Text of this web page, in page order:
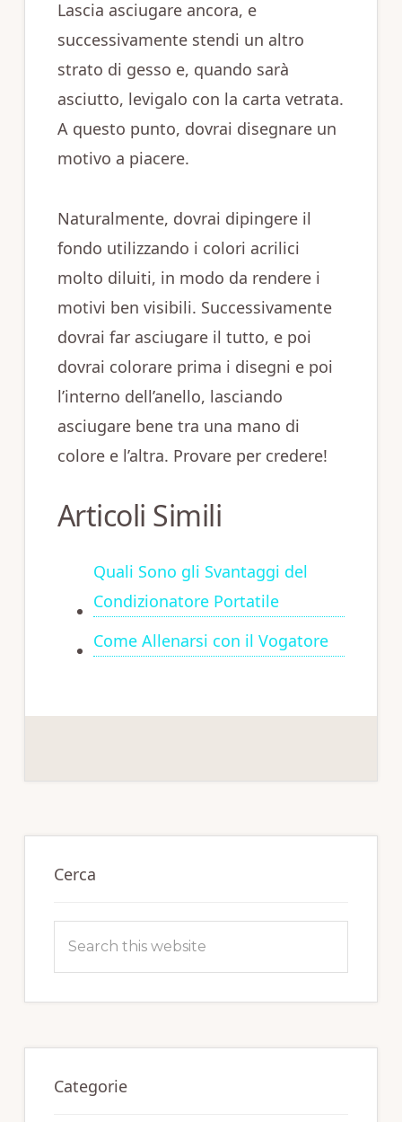
Lascia asciugare ancora, e
successivamente stendi un altro
strato di gesso e, quando sarà
asciutto, levigalo con la carta vetrata.
A questo punto, dovrai disegnare un
motivo a piacere.
Naturalmente, dovrai dipingere il
fondo utilizzando i colori acrilici
molto diluiti, in modo da rendere i
motivi ben visibili. Successivamente
dovrai far asciugare il tutto, e poi
dovrai colorare prima i disegni e poi
l’interno dell’anello, lasciando
asciugare bene tra una mano di
colore e l’altra. Provare per credere!
Articoli Simili
Quali Sono gli Svantaggi del
Condizionatore Portatile
Come Allenarsi con il Vogatore
Primary
Sidebar
Cerca
this
Categorie